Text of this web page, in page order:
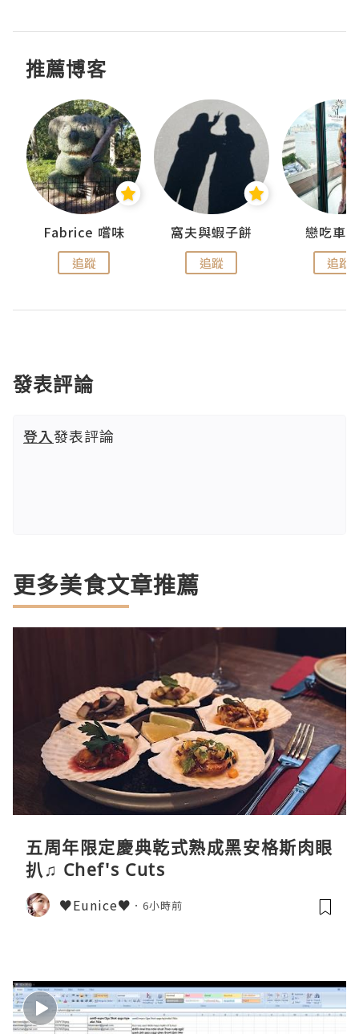
推薦博客
Fabrice 嚐味
追蹤
窩夫與蝦子餅
追蹤
戀吃車
追蹤
發表評論
登入發表評論
更多美食文章推薦
五周年限定慶典乾式熟成黑安格斯肉眼
扒♫ Chef's Cuts
♥Eunice♥ 6小時前